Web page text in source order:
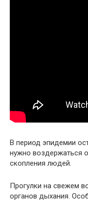
В период эпидемии
нужно воздержаться
скопления людей.
Прогулки на свежем
органов дыхания.